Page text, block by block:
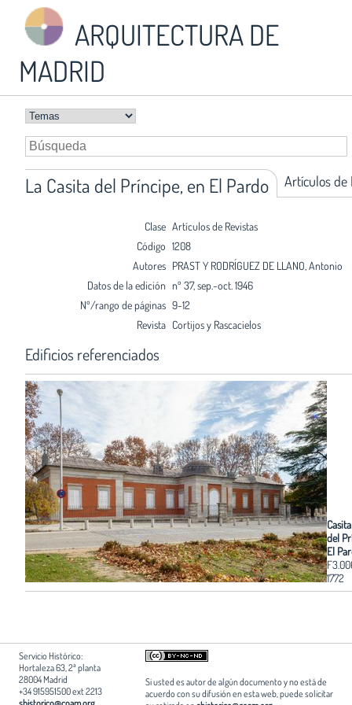
ARQUITECTURA DE
MADRID
La Casita del Príncipe, en El Pardo Artículos de
Clase Artículos de Revistas
Código 1208
Autores PRAST Y RODRÍGUEZ DE LLANO, Antonio
Datos de la edición nº 37, sep.-oct. 1946
Nº/rango de páginas 9-12
Revista Cortijos y Rascacielos
Edificios referenciados
del
El
1772
Servicio Histórico:
Hortaleza 63, 2ª planta
28004 Madrid
+34 915951500 ext 2213
Si usted es autor de algún documento y no está de
acuerdo con su difusión en esta web, puede solicitar